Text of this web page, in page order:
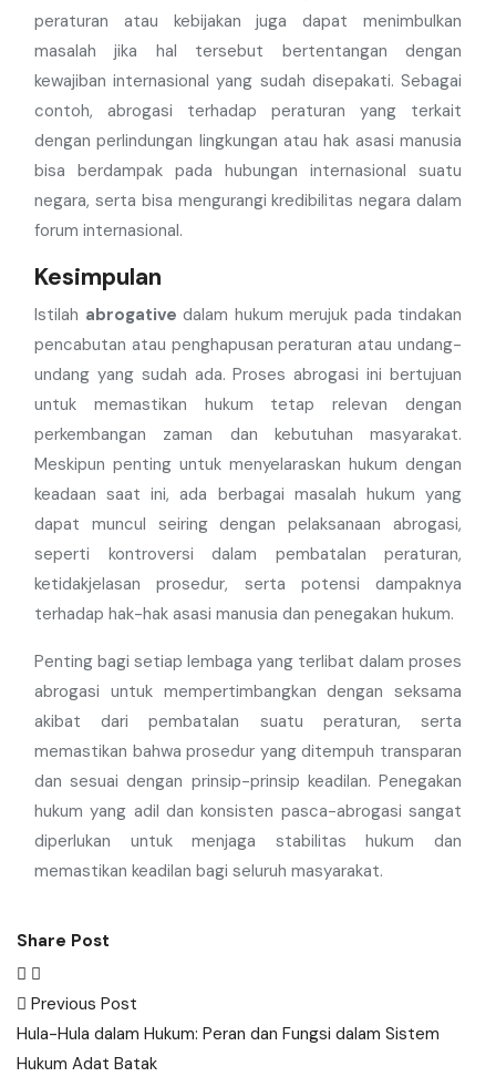
peraturan atau kebijakan juga dapat menimbulkan
masalah jika hal tersebut bertentangan dengan
kewajiban internasional yang sudah disepakati. Sebagai
contoh, abrogasi terhadap peraturan yang terkait
dengan perlindungan lingkungan atau hak asasi manusia
bisa berdampak pada hubungan internasional suatu
negara, serta bisa mengurangi kredibilitas negara dalam
forum internasional.
Kesimpulan
Istilah abrogative dalam hukum merujuk pada tindakan
pencabutan atau penghapusan peraturan atau undang-
undang yang sudah ada. Proses abrogasi ini bertujuan
untuk memastikan hukum tetap relevan dengan
perkembangan zaman dan kebutuhan masyarakat.
Meskipun penting untuk menyelaraskan hukum dengan
keadaan saat ini, ada berbagai masalah hukum yang
dapat muncul seiring dengan pelaksanaan abrogasi,
seperti kontroversi dalam pembatalan peraturan,
ketidakjelasan prosedur, serta potensi dampaknya
terhadap hak-hak asasi manusia dan penegakan hukum.
Penting bagi setiap lembaga yang terlibat dalam proses
abrogasi untuk mempertimbangkan dengan seksama
akibat dari pembatalan suatu peraturan, serta
memastikan bahwa prosedur yang ditempuh transparan
dan sesuai dengan prinsip-prinsip keadilan. Penegakan
hukum yang adil dan konsisten pasca-abrogasi sangat
diperlukan untuk menjaga stabilitas hukum dan
memastikan keadilan bagi seluruh masyarakat.
Share Post
Post
navigation
Previous Post
Hula-Hula dalam Hukum: Peran dan Fungsi dalam Sistem
Hukum Adat Batak